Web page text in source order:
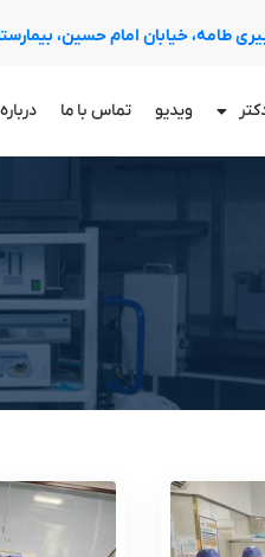
طامه، خیابان امام حسین،
ویدیو تماس با ما